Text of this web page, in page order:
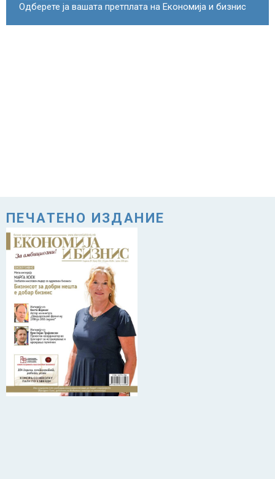
Одберете ја вашата претплата на Економија и бизнис
ПЕЧАТЕНО ИЗДАНИЕ